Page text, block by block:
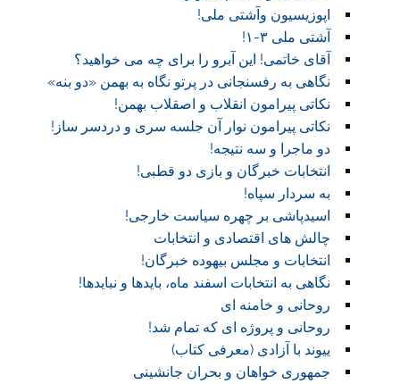
اپوزیسیون وآشتی ملی!
آشتی ملی ۳-۱!
آقای خاتمی! این آبرو را برای چه می خواهید؟
نگاهی به رفسنجانی در پرتو نگاه به بهمن «دو بنه»
نکاتی پیرامون انقلاب و اصقلاب بهمن!
نکاتی پیرامون نوار آن جلسه سری و دردسر ساز!
دو ماجرا و سه نتیجه!
انتخابات خبرگان و بازی دو قطبی!
به سردار سپاه!
اسیدپاشی بر چهره سیاست خارجی!
چالش های اقتصادی و انتخابات
انتخابات و مجلس بیهوده خبرگان!
نگاهی به انتخابات اسفند ماه، بایدها و نبایدها!
روحانی و خامنه ای
روحانی و پروژه ای که تمام شد!
ییوند با آزادی (معرفی کتاب)
جمهوری خواهان و بحران جانشینی